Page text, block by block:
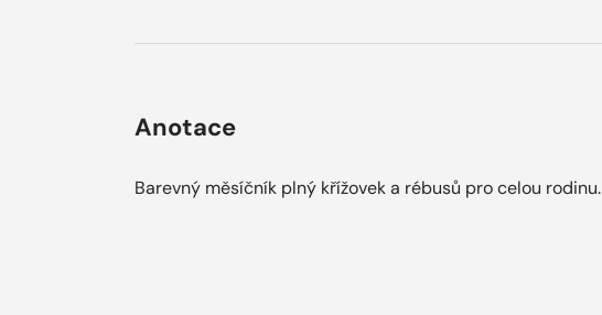
Anotace
Barevný měsíčník plný křížovek a rébusů pro celou rodinu.